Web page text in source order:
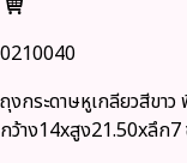
0210040
ถุงกระดาษหูเกลียวสีขา
กว้าง14xสูง21.50xลึก7